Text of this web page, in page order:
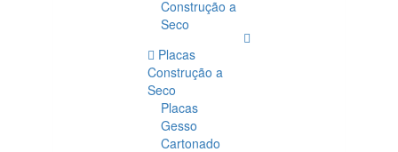
Construção a
Seco
Placas
Construção a
Seco
Placas
Gesso
Cartonado